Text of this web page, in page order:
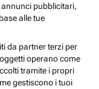
pubblicitari,
alle tue
da partner terzi per
operano come
tramite i propri
gestiscono i tuoi